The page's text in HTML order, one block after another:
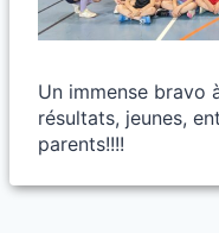
Un immense bravo
résultats, jeunes,
parents!!!!